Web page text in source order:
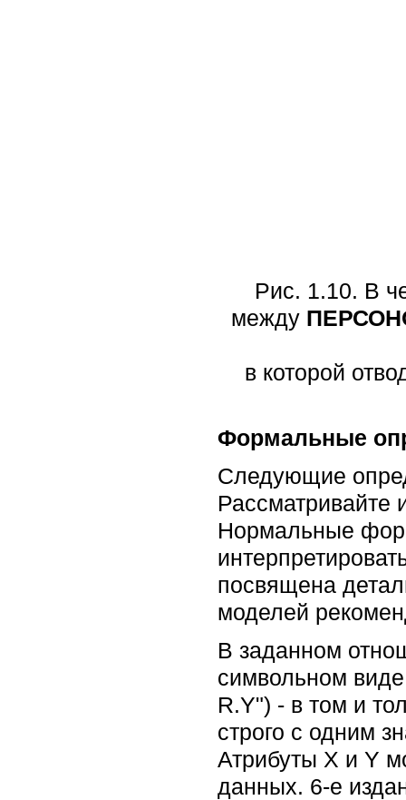
Рис. 1.10. В
между
в которой
Формальные
Следующие
Рассматривайте
Нормальные
посвящена
моделей
В заданном
символьном
R.Y") - в том и
строго с одним
Атрибуты X и Y
данных. 6-е